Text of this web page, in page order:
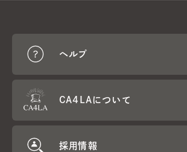
ヘルプ
CA4LAについて
採用情報